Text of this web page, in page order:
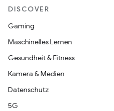
DISCOVER
Gaming
Maschinelles Lernen
Gesundheit & Fitness
Kamera & Medien
Datenschutz
5G